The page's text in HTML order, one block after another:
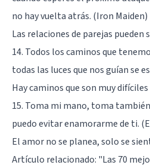
no hay vuelta atrás. (Iron Maiden)
Las relaciones de parejas pueden
14. Todos los caminos que
todas las luces que nos guían se
Hay caminos que son muy
15. Toma mi mano, toma
puedo evitar enamorarme de ti.
El amor no se planea, solo se
Artículo relacionado: "Las 70